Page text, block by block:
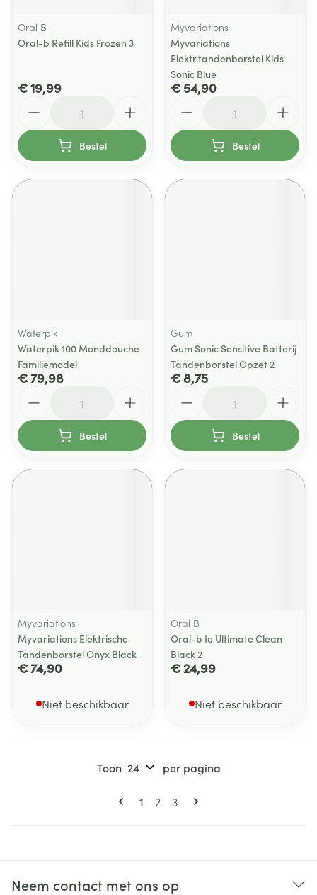
Oral B
Oral-b Refill Kids Frozen 3
€ 19,99
Bestel
Myvariations
Myvariations
Elektr.tandenborstel Kids
Sonic Blue
€ 54,90
Bestel
Waterpik
Waterpik 100 Monddouche
Familiemodel
€ 79,98
Bestel
Gum
Gum Sonic Sensitive Batterij
Tandenborstel Opzet 2
€ 8,75
Bestel
Myvariations
Myvariations Elektrische
Tandenborstel Onyx Black
€ 74,90
Niet beschikbaar
Oral B
Oral-b Io Ultimate Clean
Black 2
€ 24,99
Niet beschikbaar
Pagina's
U lees momenteel pagina
1 Pagina
2 Pagina
3
Toon per pagina
Neem contact met ons op